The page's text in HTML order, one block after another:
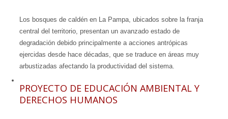
Los bosques de caldén en La Pampa, ubicados sobre la franja
central del territorio, presentan un avanzado estado de
degradación debido principalmente a acciones antrópicas
ejercidas desde hace décadas, que se traduce en áreas muy
arbustizadas afectando la productividad del sistema.
PROYECTO DE EDUCACIÓN AMBIENTAL Y
DERECHOS HUMANOS